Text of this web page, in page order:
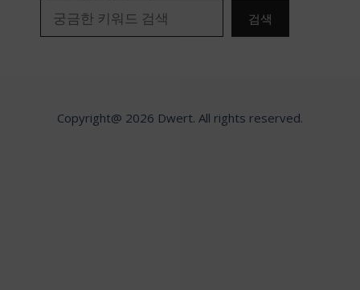
검색
Copyright@ 2026 Dwert. All rights reserved.